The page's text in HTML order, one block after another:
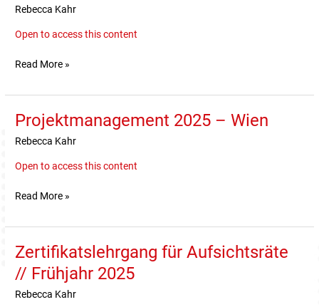
Rebecca Kahr
Open to access this content
2025
Read More »
Projektmanagement 2025 – Wien
Rebecca Kahr
Open to access this content
Projektmanagement
–
Wien
Read More »
Zertifikatslehrgang für Aufsichtsräte
// Frühjahr 2025
Rebecca Kahr
Zertifikatslehrgang
Aufsichtsräte
//